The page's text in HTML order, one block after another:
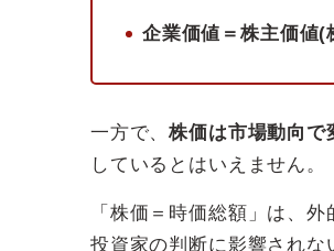
企業価値＝株主価値
一方で、株価は市場動向で
しているとはいえません。
「株価＝時価総額」は、
投資家の判断に影響されな